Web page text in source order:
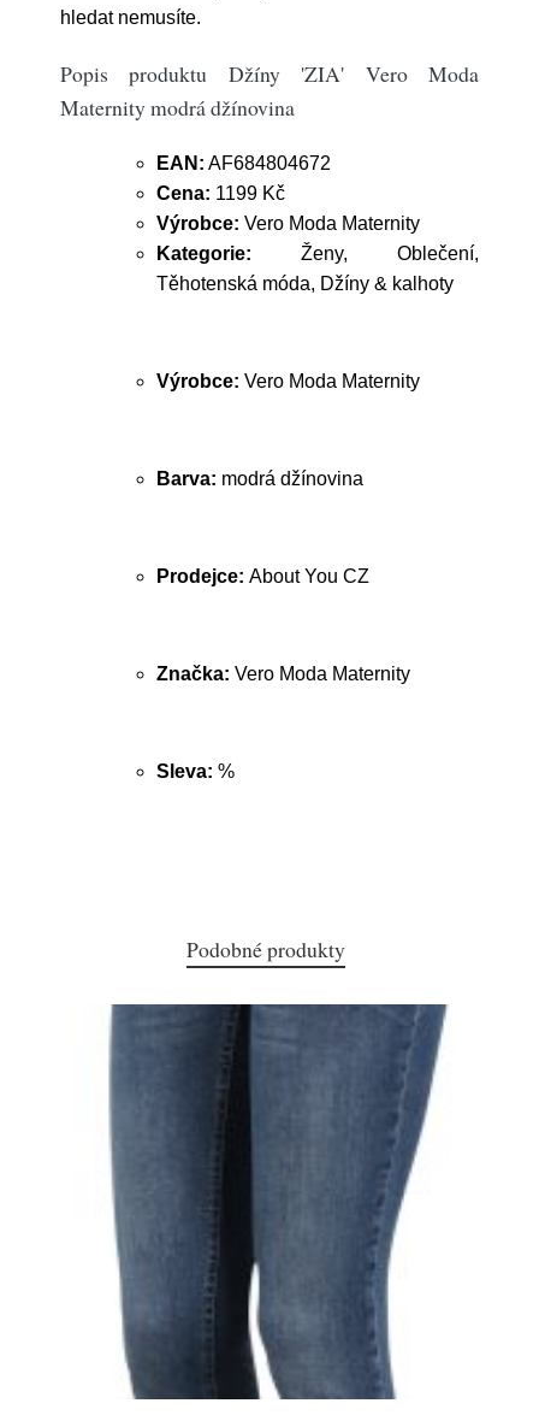
hledat nemusíte.
Popis produktu Džíny 'ZIA' Vero Moda
Maternity modrá džínovina
EAN: AF684804672
Cena: 1199 Kč
Výrobce: Vero Moda Maternity
Kategorie: Ženy, Oblečení,
Těhotenská móda, Džíny & kalhoty
Výrobce: Vero Moda Maternity
Barva: modrá džínovina
Prodejce: About You CZ
Značka: Vero Moda Maternity
Sleva: %
Podobné produkty